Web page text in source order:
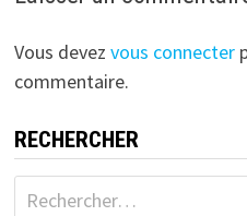
Vous devez vous connecter
commentaire.
RECHERCHER
Rechercher :